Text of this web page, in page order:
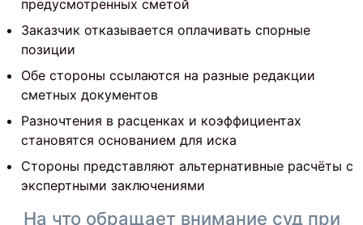
предусмотренных сметой
Заказчик отказывается оплачивать спорные
позиции
Обе стороны ссылаются на разные редакции
сметных документов
Разночтения в расценках и коэффициентах
становятся основанием для иска
Стороны представляют альтернативные расчёты с
экспертными заключениями
На что обращает внимание суд при